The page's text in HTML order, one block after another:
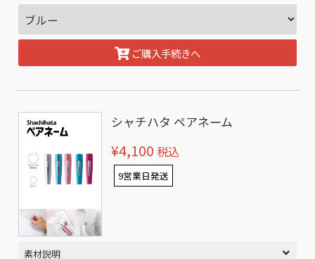
ご購入手続きへ
シャチハタ ペアネーム
¥4,100 税込
9営業日発送
素材説明